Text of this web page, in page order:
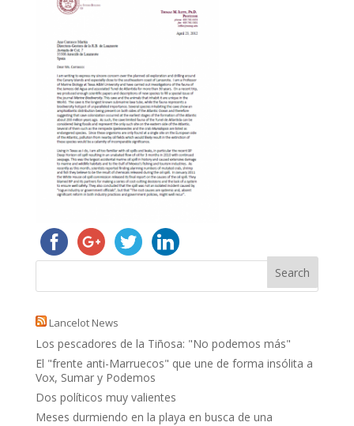
Lancelot News
Los pescadores de la Tiñosa: "No podemos más"
El "frente anti-Marruecos" que une de forma insólita a
Vox, Sumar y Podemos
Dos políticos muy valientes
Meses durmiendo en la playa en busca de una